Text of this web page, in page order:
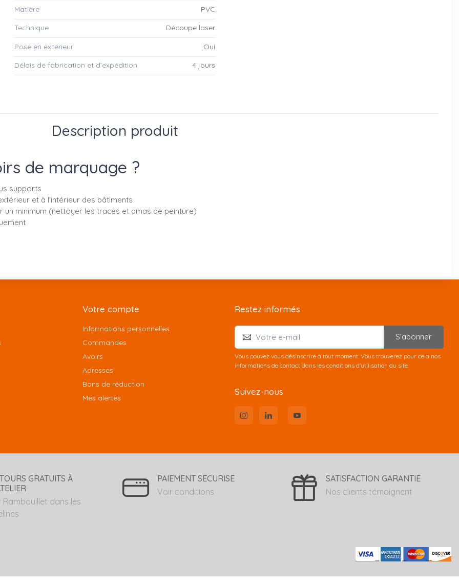
Matière PVC
Technique Découpe laser
Pose en extérieur Oui
Délais de fabrication et d’expédition 4 jours
Description produit
de marquage ?
supports
et à l'intérieur des bâtiments
minimum (nettoyer les traces et amas de peinture)
Votre compte
Informations personnelles
Commandes
Avoirs
Adresses
Bons de réduction
Mes alertes
Restez informés
S’abonner
Vous pouvez vous désinscrire à tout moment. Vous trouverez pour cela nos
informations de contact dans les conditions d'utilisation du site.
Suivez-nous
GRATUITS À
Rambouillet dans les
PAIEMENT SECURISE
Voir conditions
SATISFACTION GARANTIE
Nos clients témoignent